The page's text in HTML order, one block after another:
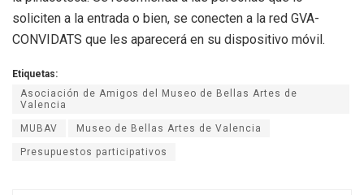
soliciten a la entrada o bien, se conecten a la red GVA-
CONVIDATS que les aparecerá en su dispositivo móvil.
Etiquetas:
Asociación de Amigos del Museo de Bellas Artes de
Valencia
MUBAV Museo de Bellas Artes de Valencia
Presupuestos participativos